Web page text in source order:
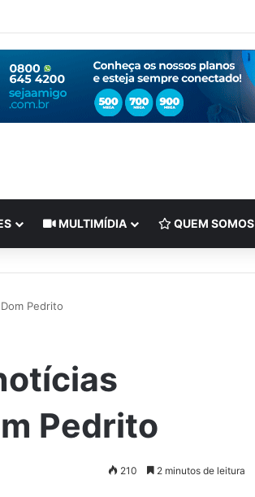
MULTIMÍDIA QUEM SOMOS
Pedrito
Pedrito
210 2 minutos de leitura